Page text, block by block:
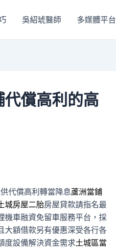
吳紹琥醫師 多媒體平台
償高利的高
代償高利轉當降息蘆洲當鋪
城房屋二胎房屋貸款請指名最
機車融資免留車服務平台，採
大額借款另有優惠深受各行各
度設備解決資金需求土城區當